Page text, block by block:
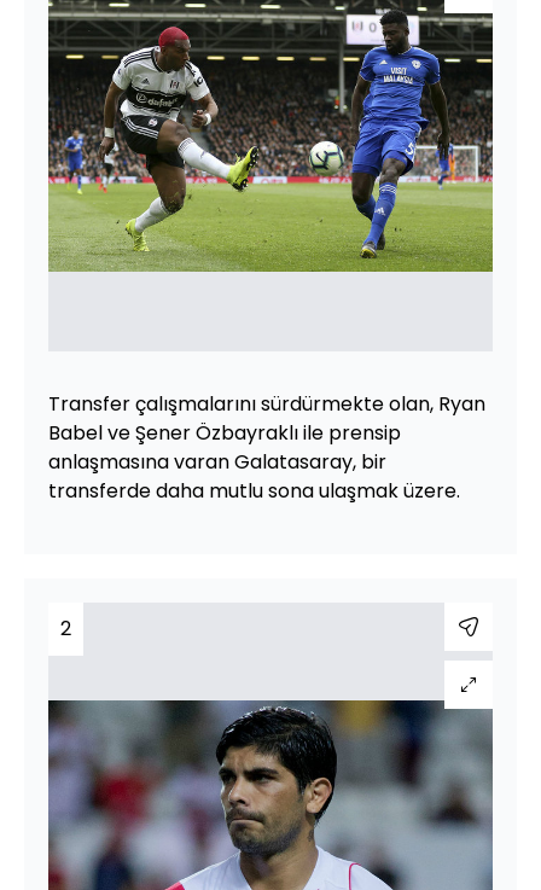
Transfer çalışmalarını sürdürmekte olan, Ryan
Babel ve Şener Özbayraklı ile prensip
anlaşmasına varan Galatasaray, bir
transferde daha mutlu sona ulaşmak üzere.
2